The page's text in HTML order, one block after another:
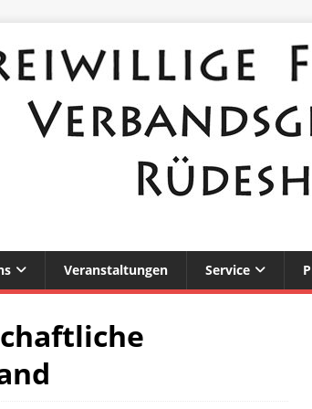
Veranstaltungen Service